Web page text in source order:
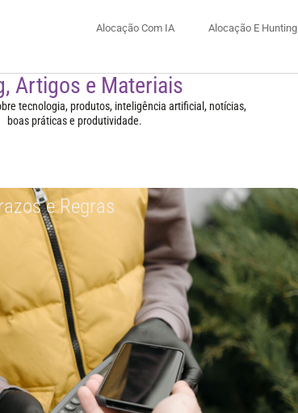
Alocação Com IA Alocação E Hunting
Artigos e Materiais
tecnologia, produtos, inteligência artificial, notícias,
boas práticas e produtividade.
e Regras